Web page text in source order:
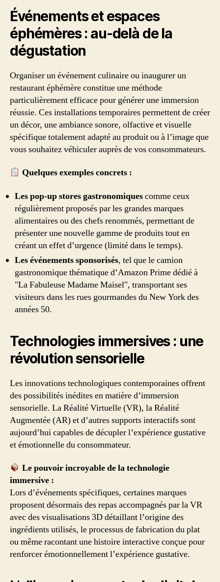
Événements et espaces
éphémères : au-delà de la
dégustation
Organiser un événement culinaire ou inaugurer un
restaurant éphémère constitue une méthode
particulièrement efficace pour générer une immersion
réussie. Ces installations temporaires permettent de créer
un décor, une ambiance sonore, olfactive et visuelle
spécifique totalement adapté au produit ou à l’image que
vous souhaitez véhiculer auprès de vos consommateurs.
Quelques exemples concrets :
Les pop-up stores gastronomiquescomme ceux
régulièrement proposés par les grandes marques
alimentaires ou des chefs renommés, permettant de
présenter une nouvelle gamme de produits tout en
créant un effet d’urgence (limité dans le temps).
Les événements sponsorisés, tel que le camion
gastronomique thématique d’Amazon Prime dédié à
"La Fabuleuse Madame Maisel", transportant ses
visiteurs dans les rues gourmandes du New York des
années 50.
Technologies immersives : une
révolution sensorielle
Les innovations technologiques contemporaines offrent
des possibilités inédites en matière d’immersion
sensorielle. La Réalité Virtuelle (VR), la Réalité
Augmentée (AR) et d’autres supports interactifs sont
aujourd’hui capables de décupler l’expérience gustative
et émotionnelle du consommateur.
Le pouvoir incroyable de la technologie
immersive :
Lors d’événements spécifiques, certaines marques
proposent désormais des repas accompagnés par la VR
avec des visualisations 3D détaillant l’origine des
ingrédients utilisés, le processus de fabrication du plat
ou même racontant une histoire interactive conçue pour
renforcer émotionnellement l’expérience gustative.